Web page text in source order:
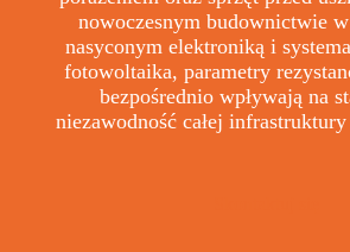
nowoczesnym budownictwie
nasyconym elektroniką i
fotowoltaika, parametry
bezpośrednio wpływają na
niezawodność całej